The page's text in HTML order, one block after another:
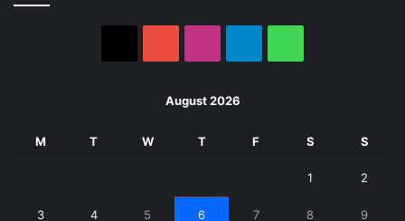
August 2026
M T W T F S S
1 2
3 4 5 6 7 8 9